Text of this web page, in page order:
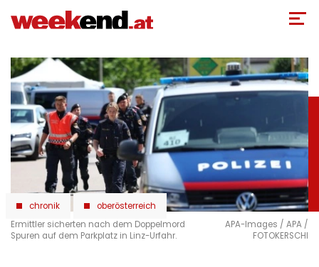
zum
chronik
oberösterreich
Ermittler sicherten nach dem Doppelmord
Spuren auf dem Parkplatz in Linz-Urfahr.
APA-Images / APA /
FOTOKERSCHI